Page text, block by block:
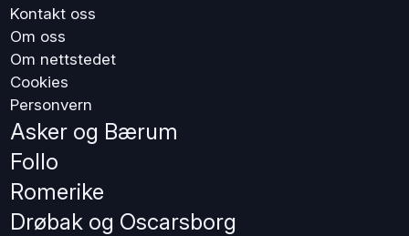
Kontakt oss
Om oss
Om nettstedet
Cookies
Personvern
Asker og Bærum
Follo
Romerike
Drøbak og Oscarsborg